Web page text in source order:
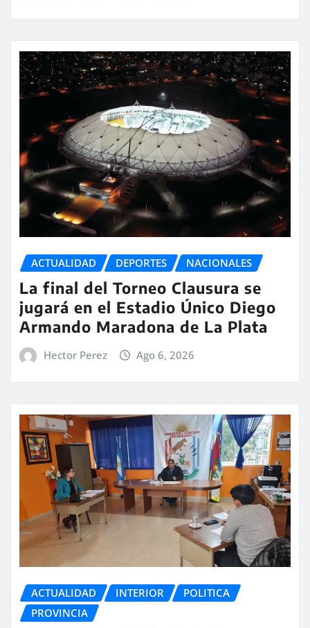
ACTUALIDAD DEPORTES NACIONALES
La final del Torneo Clausura se
jugará en el Estadio Único Diego
Armando Maradona de La Plata
Hector Perez Ago 6, 2026
ACTUALIDAD INTERIOR
POLITICA
PROVINCIA